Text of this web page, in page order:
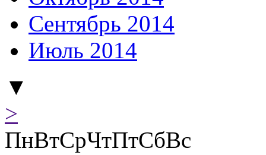
Сентябрь 2014
Июль 2014
▼
>
ПнВтСрЧтПтСбВс